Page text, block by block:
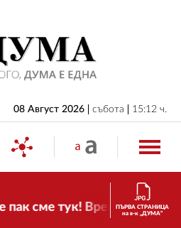
08 Август 2026 събота 15:12 ч.
сме тук! Времето сеПЪРВА СТРАНИЦА
на в-к „ДУМА“
БЪЛГАРИЯ
ИКОНОМИКА
ИЗБОРИ
СВЯТ